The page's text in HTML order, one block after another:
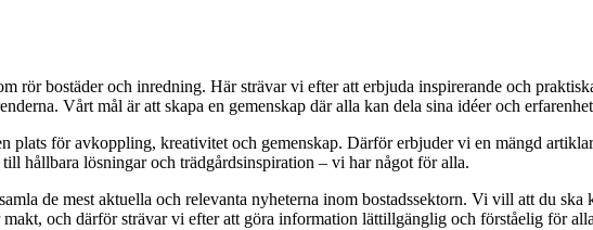
bostäder och inredning. Här strävar vi efter att erbjuda inspirerande och
Vårt mål är att skapa en gemenskap där alla kan dela sina idéer och
plats för avkoppling, kreativitet och gemenskap. Därför erbjuder vi en mängd
hållbara lösningar och trädgårdsinspiration – vi har något för alla.
de mest aktuella och relevanta nyheterna inom bostadssektorn. Vi vill att du
och därför strävar vi efter att göra information lättillgänglig och förståelig för